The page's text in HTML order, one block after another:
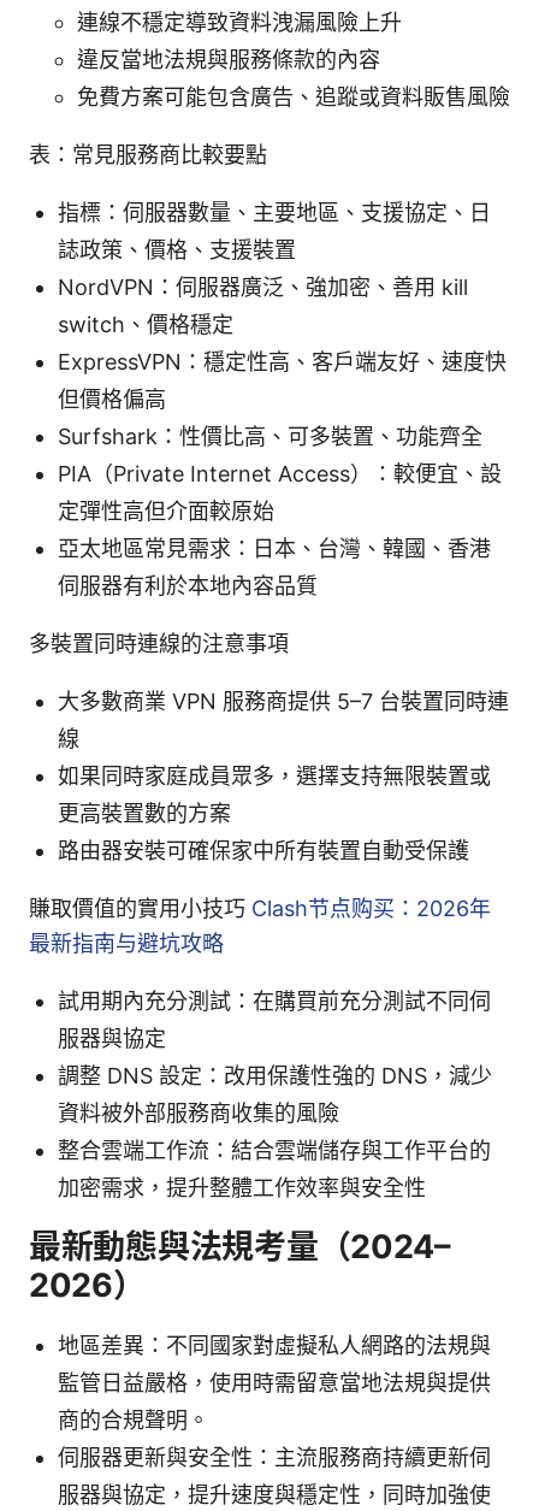
連線不穩定導致資料洩漏風險上升
違反當地法規與服務條款的內容
免費方案可能包含廣告、追蹤或資料販售風險
表：常見服務商比較要點
指標：伺服器數量、主要地區、支援協定、日
誌政策、價格、支援裝置
NordVPN：伺服器廣泛、強加密、善用 kill
switch、價格穩定
ExpressVPN：穩定性高、客戶端友好、速度快
但價格偏高
Surfshark：性價比高、可多裝置、功能齊全
PIA（Private Internet Access）：較便宜、設
定彈性高但介面較原始
亞太地區常見需求：日本、台灣、韓國、香港
伺服器有利於本地內容品質
多裝置同時連線的注意事項
大多數商業 VPN 服務商提供 5–7 台裝置同時連
線
如果同時家庭成員眾多，選擇支持無限裝置或
更高裝置數的方案
路由器安裝可確保家中所有裝置自動受保護
賺取價值的實用小技巧 Clash节点购买：2026年
最新指南与避坑攻略
試用期內充分測試：在購買前充分測試不同伺
服器與協定
調整 DNS 設定：改用保護性強的 DNS，減少
資料被外部服務商收集的風險
整合雲端工作流：結合雲端儲存與工作平台的
加密需求，提升整體工作效率與安全性
最新動態與法規考量（2024–
2026）
地區差異：不同國家對虛擬私人網路的法規與
監管日益嚴格，使用時需留意當地法規與提供
商的合規聲明。
伺服器更新與安全性：主流服務商持續更新伺
服器與協定，提升速度與穩定性，同時加強使